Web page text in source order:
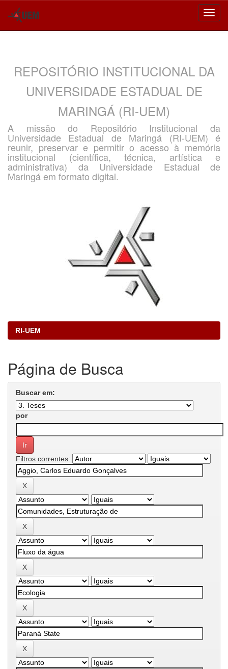
REPOSITÓRIO INSTITUCIONAL DA
UNIVERSIDADE ESTADUAL DE
MARINGÁ (RI-UEM)
A missão do Repositório Institucional da
Universidade Estadual de Maringá (RI-UEM) é
reunir, preservar e permitir o acesso à memória
institucional (científica, técnica, artística e
administrativa) da Universidade Estadual de
Maringá em formato digital.
RI-UEM
Página de Busca
Buscar em:
por
Filtros correntes: